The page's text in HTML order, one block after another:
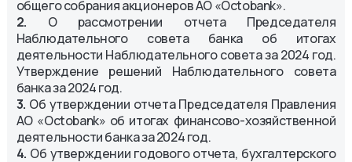
общего собрания акционеров АО «Octobank».
2. О рассмотрении отчета Председателя
Наблюдательного совета банка об итогах
деятельности Наблюдательного совета за 2024 год.
Утверждение решений Наблюдательного совета
банка за 2024 год.
3. Об утверждении отчета Председателя Правления
АО «Octobank» об итогах финансово-хозяйственной
деятельности банка за 2024 год.
4. Об утверждении годового отчета, бухгалтерского